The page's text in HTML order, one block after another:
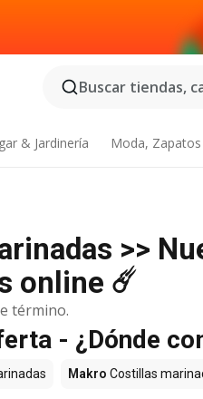
Buscar tiendas,
& Jardinería Moda,
>>
online ☄️
término.
- ¿Dónde
Makro Costillas